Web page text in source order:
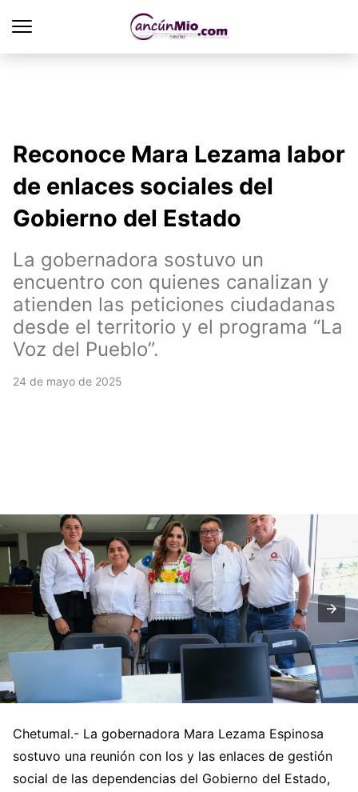
Reconoce Mara Lezama labor
de enlaces sociales del
Gobierno del Estado
La gobernadora sostuvo un
encuentro con quienes canalizan y
atienden las peticiones ciudadanas
desde el territorio y el programa “La
Voz del Pueblo”.
24 de mayo de 2025
Chetumal.- La gobernadora Mara Lezama Espinosa
sostuvo una reunión con los y las enlaces de gestión
social de las dependencias del Gobierno del Estado,